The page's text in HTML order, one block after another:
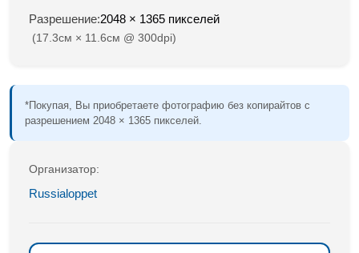
Разрешение:2048 × 1365 пикселей
(17.3см × 11.6см @ 300dpi)
*Покупая, Вы приобретаете фотографию без копирайтов с
разрешением 2048 × 1365 пикселей.
Организатор:
Russialoppet